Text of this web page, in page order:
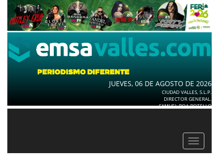
JUEVES, 06 DE AGOSTO DE 2026
CIUDAD VALLES, S.L.P.
DIRECTOR GENERAL.
SAMUEL ROA BOTELLO
Toggle